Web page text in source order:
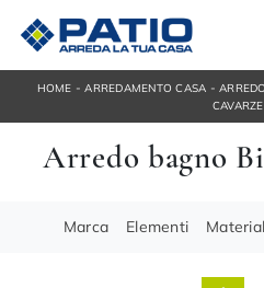
HOME -ARREDAMENTO CASA -
Arredo bagno
Marca Elementi